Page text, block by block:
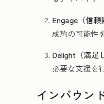
Engage（信頼
成約の可能性
Delight（満足
必要な支援を
インバウン